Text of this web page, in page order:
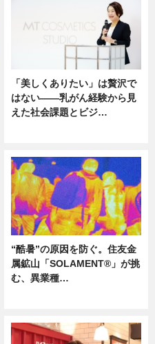
「美しくありたい」は贅沢で
はない――乳がん経験から見
えた社会課題とビジ…
“酷暑”の原因を防ぐ。住友金
属鉱山「SOLAMENT®」が挑
む、異業種…